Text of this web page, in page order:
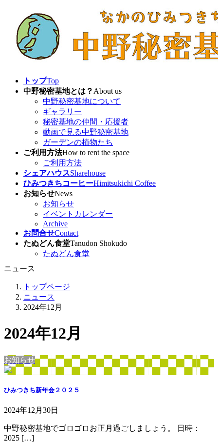
トップTop
中野秘密基地とは？ About us
中野秘密基地について
ギャラリー
秘密基地の仲間・応援者
動画で見る中野秘密基地
ガーデンの植物たち
ご利用方法How to rent the space
ご利用方法
シェアハウスSharehouse
ひみつきちコーヒーHimitsukichi Coffee
お知らせNews
お知らせ
イベントカレンダー
Archive
お問合せContact
たぬどん食堂Tanudon Shokudo
たぬどん食堂
ニュース
トップページ
ニュース
2024年12月
2024年12月
お知らせ
ひみつきち新年会２０２５
2024年12月30日
中野秘密基地でゴロゴロお正月過ごしましょう。 日時：
2025 […]